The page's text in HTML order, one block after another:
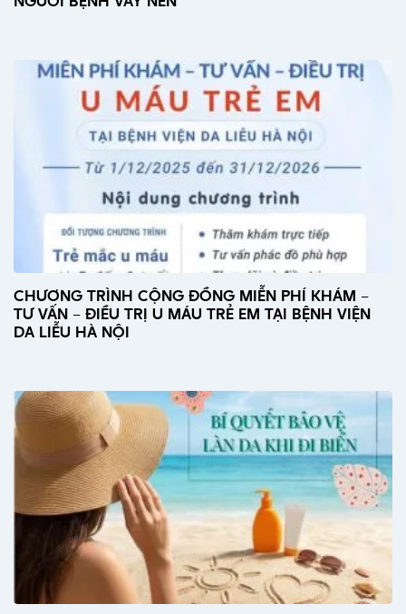
CHƯƠNG TRÌNH CỘNG ĐỒNG MIỄN PHÍ KHÁM –
TƯ VẤN – ĐIỀU TRỊ U MÁU TRẺ EM TẠI BỆNH VIỆN
DA LIỄU HÀ NỘI